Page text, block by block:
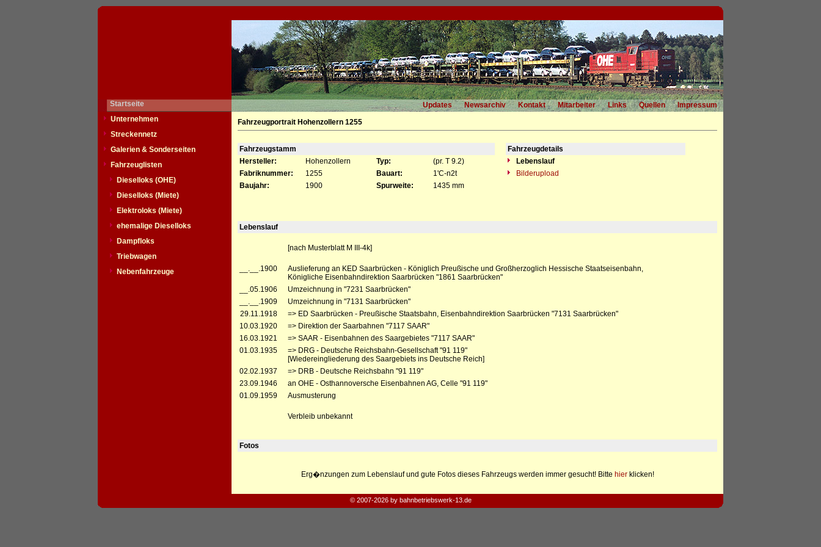
Startseite Updates Newsarchiv Kontakt Mitarbeiter Links Quellen
Impressum
Unternehmen
Streckennetz
Galerien & Sonderseiten
Fahrzeuglisten
Dieselloks (OHE)
Dieselloks (Miete)
Elektroloks (Miete)
ehemalige Dieselloks
Dampfloks
Triebwagen
Nebenfahrzeuge
Fahrzeugportrait Hohenzollern 1255
Fahrzeugstamm
Fahrzeugdetails
Hersteller:
Hohenzollern Typ: (pr. T 9.2)
Lebenslauf
Fabriknummer:
1255 Bauart: 1'C-n2t
Bilderupload
Baujahr:
1900 Spurweite: 1435 mm
Lebenslauf
[nach Musterblatt M III-4k]
__.__.1900
Auslieferung an KED Saarbrücken - Königlich Preußische und Großherzoglich Hessische Staatseisenbahn,
Königliche Eisenbahndirektion Saarbrücken "1861 Saarbrücken"
__.05.1906
Umzeichnung in "7231 Saarbrücken"
__.__.1909
Umzeichnung in "7131 Saarbrücken"
29.11.1918
=> ED Saarbrücken - Preußische Staatsbahn, Eisenbahndirektion Saarbrücken "7131 Saarbrücken"
10.03.1920
=> Direktion der Saarbahnen "7117 SAAR"
16.03.1921
=> SAAR - Eisenbahnen des Saargebietes "7117 SAAR"
01.03.1935
=> DRG - Deutsche Reichsbahn-Gesellschaft "91 119"
[Wiedereingliederung des Saargebiets ins Deutsche Reich]
02.02.1937
=> DRB - Deutsche Reichsbahn "91 119"
23.09.1946
an OHE - Osthannoversche Eisenbahnen AG, Celle "91 119"
01.09.1959
Ausmusterung
Verbleib unbekannt
Fotos
Erg�nzungen zum Lebenslauf und gute Fotos dieses Fahrzeugs werden immer gesucht! Bitte hierklicken!
© 2007-2026 by bahnbetriebswerk-13.de